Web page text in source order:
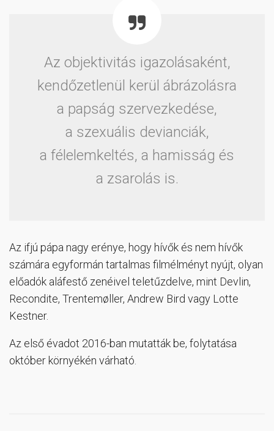
Az objektivitás igazolásaként,
kendőzetlenül kerül ábrázolásra
a papság szervezkedése,
a szexuális devianciák,
a félelemkeltés, a hamisság és
a zsarolás is.
Az ifjú pápa nagy erénye, hogy hívők és nem hívők
számára egyformán tartalmas filmélményt nyújt, olyan
előadók aláfestő zenéivel teletűzdelve, mint Devlin,
Recondite, Trentemøller, Andrew Bird vagy Lotte
Kestner.
Az első évadot 2016-ban mutatták be, folytatása
október környékén várható.